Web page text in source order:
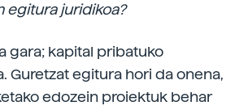
egitura juridikoa?
gara; kapital pribatuko
Guretzat egitura hori da onena,
edozein proiektuk behar